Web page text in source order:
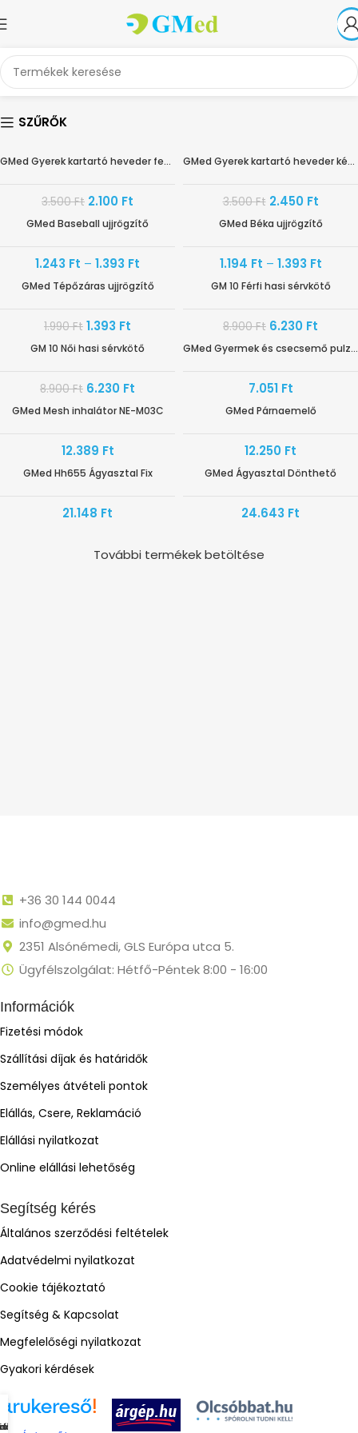
SZŰRŐK
GMed Gyerek kartartó heveder fekete-narancs
3.500Ft 2.100 Ft
GMed Gyerek kartartó heveder kék-fehér
3.500Ft 2.450 Ft
GMed Baseball ujjrögzítő
1.243 Ft – 1.393 Ft
GMed Béka ujjrögzítő
1.194 Ft – 1.393 Ft
GMed Tépőzáras ujjrögzítő
1.990Ft 1.393 Ft
GM 10 Férfi hasi sérvkötő
8.900Ft 6.230 Ft
GM 10 Női hasi sérvkötő
8.900Ft 6.230 Ft
GMed Gyermek és csecsemő pulzoximéter CMS50Q1
7.051 Ft
GMed Mesh inhalátor NE-M03C
12.389 Ft
GMed Párnaemelő
12.250 Ft
GMed Hh655 Ágyasztal Fix
21.148 Ft
GMed Ágyasztal Dönthető
24.643 Ft
További termékek betöltése
+36 30 144 0044
info@gmed.hu
2351 Alsónémedi, GLS Európa utca 5.
Ügyfélszolgálat: Hétfő-Péntek 8:00 - 16:00
Információk
Fizetési módok
Szállítási díjak és határidők
Személyes átvételi pontok
Elállás, Csere, Reklamáció
Elállási nyilatkozat
Online elállási lehetőség
Segítség kérés
Általános szerződési feltételek
Adatvédelmi nyilatkozat
Cookie tájékoztató
Segítség & Kapcsolat
Megfelelőségi nyilatkozat
Gyakori kérdések